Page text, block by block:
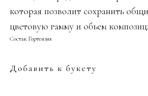
которая позволит сохранить
цветовую гамму и обьем
Состав: Гортензия
Добавить к букету